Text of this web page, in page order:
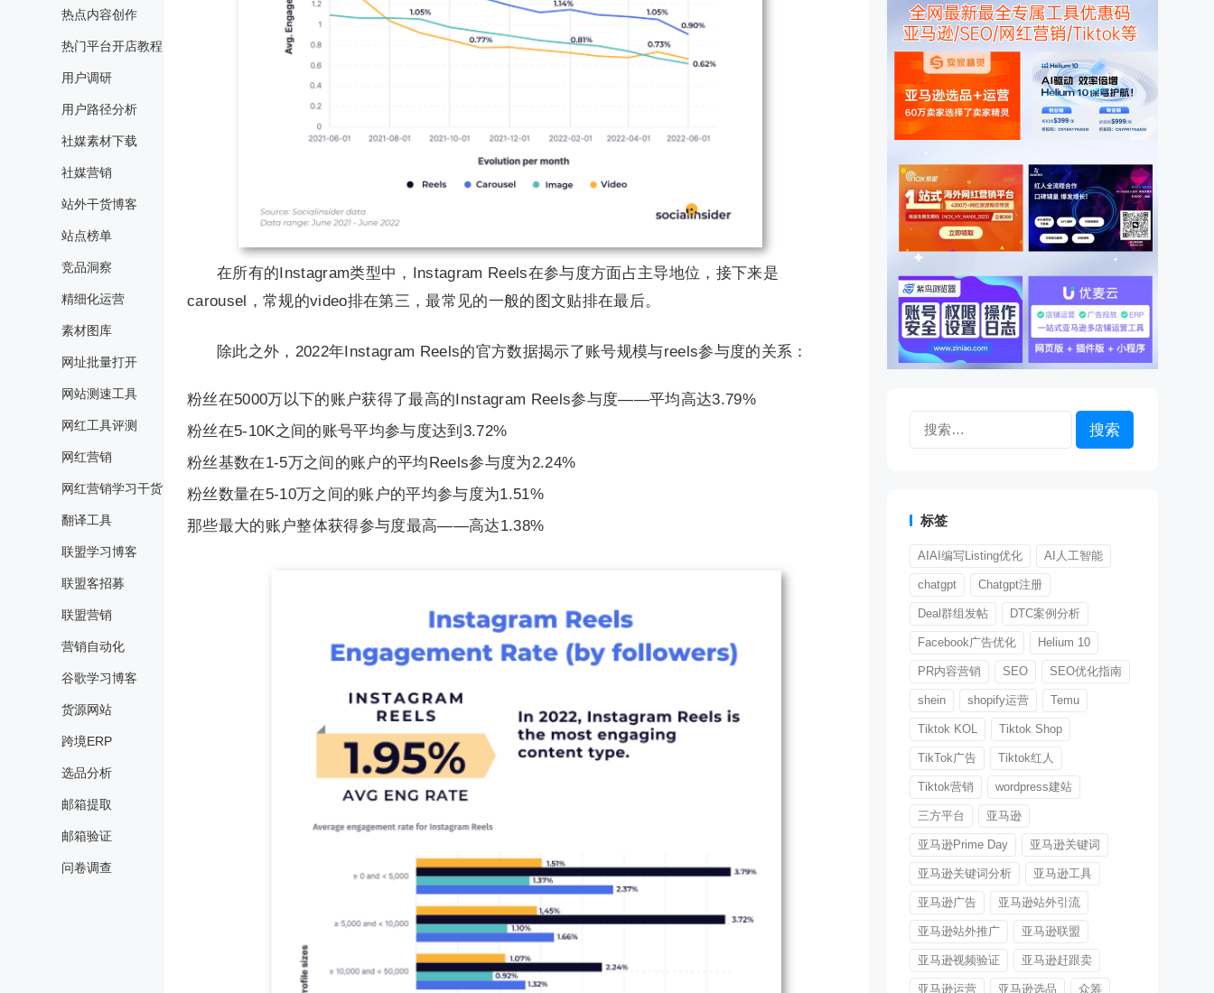
热点内容创作
热门平台开店教程
用户调研
用户路径分析
社媒素材下载
社媒营销
站外干货博客
站点榜单
竞品洞察
精细化运营
素材图库
网址批量打开
网站测速工具
网红工具评测
网红营销
网红营销学习干货
翻译工具
联盟学习博客
联盟客招募
联盟营销
营销自动化
谷歌学习博客
货源网站
跨境ERP
选品分析
邮箱提取
邮箱验证
问卷调查
在所有的Instagram类型中，Instagram Reels在参与度方面占主导地位，接下来是
carousel，常规的video排在第三，最常见的一般的图文贴排在最后。
除此之外，2022年Instagram Reels的官方数据揭示了账号规模与reels参与度的关系：
粉丝在5000万以下的账户获得了最高的Instagram Reels参与度——平均高达3.79%
粉丝在5-10K之间的账号平均参与度达到3.72%
粉丝基数在1-5万之间的账户的平均Reels参与度为2.24%
粉丝数量在5-10万之间的账户的平均参与度为1.51%
那些最大的账户整体获得参与度最高——高达1.38%
标签
AIAI编写Listing优化 AI人工智能
chatgpt Chatgpt注册
Deal群组发帖 DTC案例分析
Facebook广告优化 Helium 10
PR内容营销 SEO SEO优化指南
shein shopify运营 Temu
Tiktok KOL Tiktok Shop
TikTok广告 Tiktok红人
Tiktok营销 wordpress建站
三方平台 亚马逊
亚马逊Prime Day 亚马逊关键词
亚马逊关键词分析 亚马逊工具
亚马逊广告 亚马逊站外引流
亚马逊站外推广 亚马逊联盟
亚马逊视频验证 亚马逊赶跟卖
亚马逊运营 亚马逊选品 众筹